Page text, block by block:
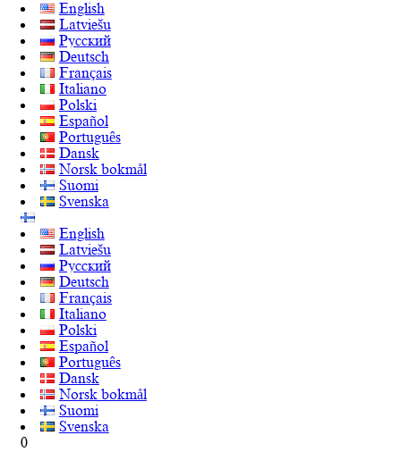
English
Latviešu
Русский
Deutsch
Français
Italiano
Polski
Español
Português
Dansk
Norsk bokmål
Suomi
Svenska
English
Latviešu
Русский
Deutsch
Français
Italiano
Polski
Español
Português
Dansk
Norsk bokmål
Suomi
Svenska
0